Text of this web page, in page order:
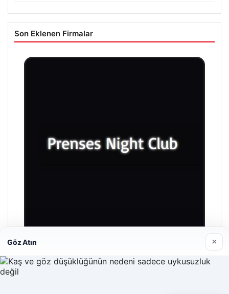
Son Eklenen Firmalar
Prenses Night Club
29/04/2026
Göz Atın ×